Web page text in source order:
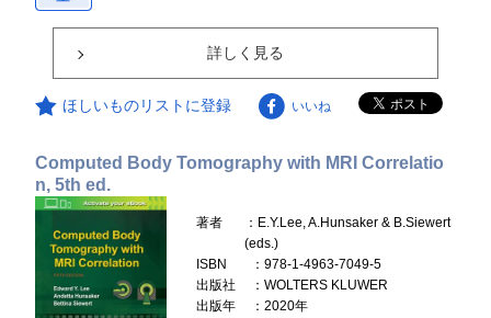
詳しく見る
ほしいものリストに登録 いいね
Computed Body Tomography with MRI Correlatio
n, 5th ed.
著者
：E.Y.Lee, A.Hunsaker & B.Siewert
(eds.)
ISBN
：978-1-4963-7049-5
出版社
：WOLTERS KLUWER
出版年
：2020年